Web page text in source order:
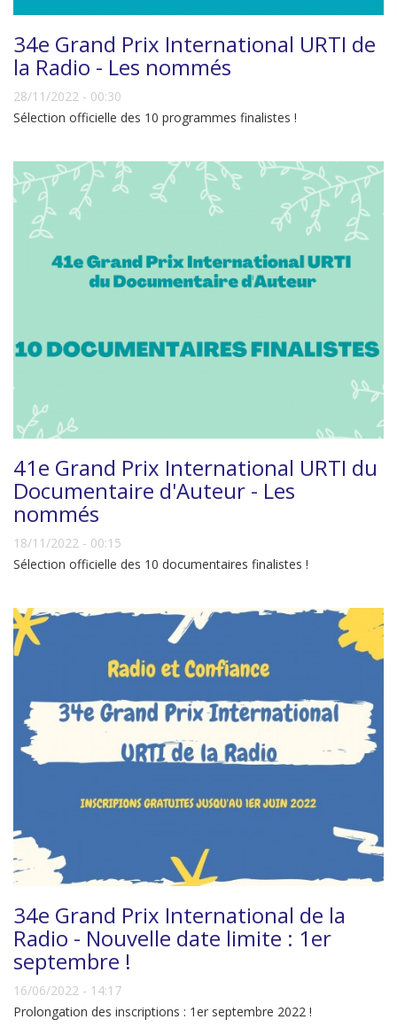
34e Grand Prix International URTI de
la Radio - Les nommés
28/11/2022 - 00:30
Sélection officielle des 10 programmes finalistes !
41e Grand Prix International URTI du
Documentaire d'Auteur - Les
nommés
18/11/2022 - 00:15
Sélection officielle des 10 documentaires finalistes !
34e Grand Prix International de la
Radio - Nouvelle date limite : 1er
septembre !
16/06/2022 - 14:17
Prolongation des inscriptions : 1er septembre 2022 !